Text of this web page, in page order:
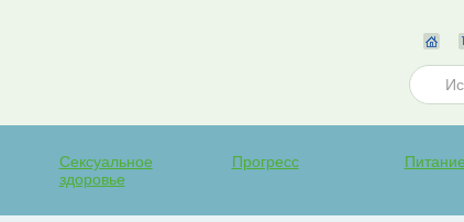
Сексуальное
здоровье
Прогресс Питание